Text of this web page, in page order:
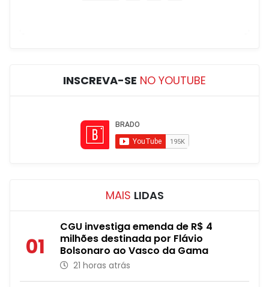
INSCREVA-SE NO YOUTUBE
MAIS LIDAS
01
CGU investiga emenda de R$ 4
milhões destinada por Flávio
Bolsonaro ao Vasco da Gama
21 horas atrás